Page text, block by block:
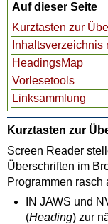
Auf dieser Seite
Kurztasten zur
HeadingsMap
Vorlesetools
Linksammlung
Kurztasten zur
Screen Reader
Überschriften im
Programmen rasch
IN JAWS und
(Heading) zur